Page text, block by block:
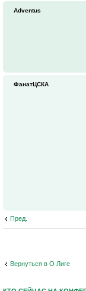
Adventus
ФанатЦСКА
Пред.
Вернуться в О Лиге